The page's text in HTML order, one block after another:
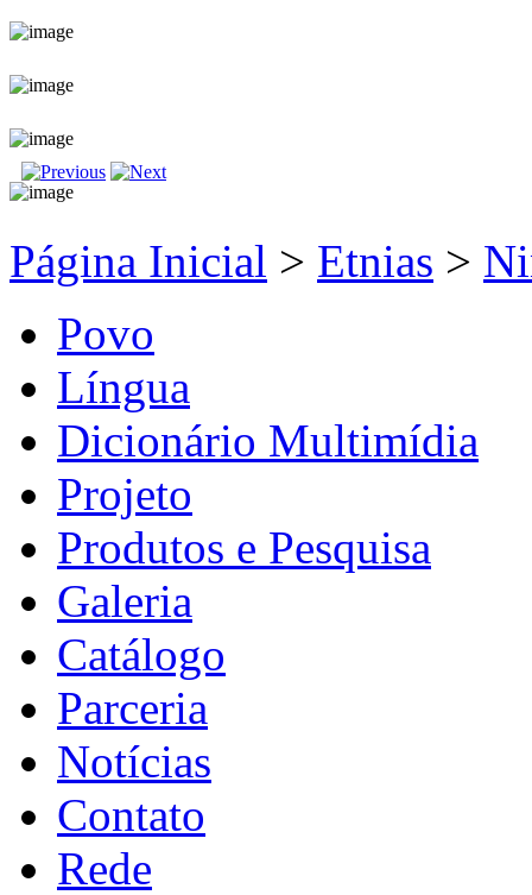
Página Inicial > Etnias >
Povo
Língua
Dicionário Multimídia
Projeto
Produtos e Pesquisa
Galeria
Catálogo
Parceria
Notícias
Contato
Rede